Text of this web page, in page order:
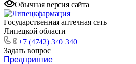
Обычная версия сайта
Государственная аптечная сеть
Липецкой области
+7 (4742) 340-340
Задать вопрос
Предприятие